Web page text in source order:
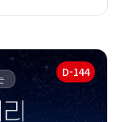
D-144